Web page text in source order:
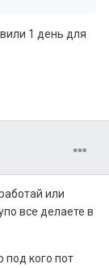
1 день для
или
все делаете в
под кого пот